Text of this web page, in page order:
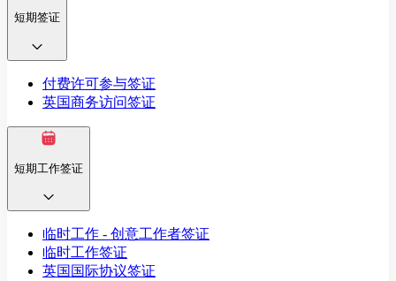
短期签证
付费许可参与签证
英国商务访问签证
短期工作签证
临时工作 - 创意工作者签证
临时工作签证
英国国际协议签证